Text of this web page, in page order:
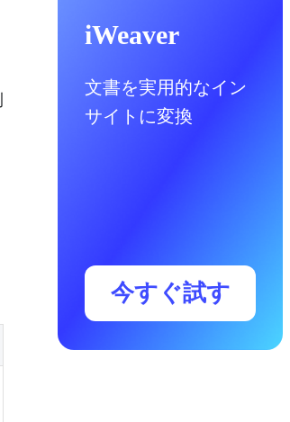
iWeaver
文書を実用的なイン
サイトに変換
今すぐ試す